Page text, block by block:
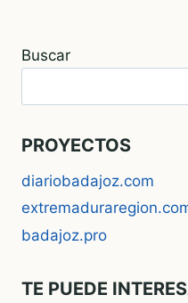
Buscar
PROYECTOS
diariobadajoz.com
badajoz.pro
TE PUEDE